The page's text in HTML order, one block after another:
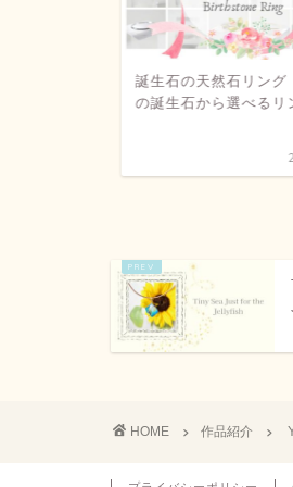
フルーツポンチの天然
レス
HOME 作品紹介